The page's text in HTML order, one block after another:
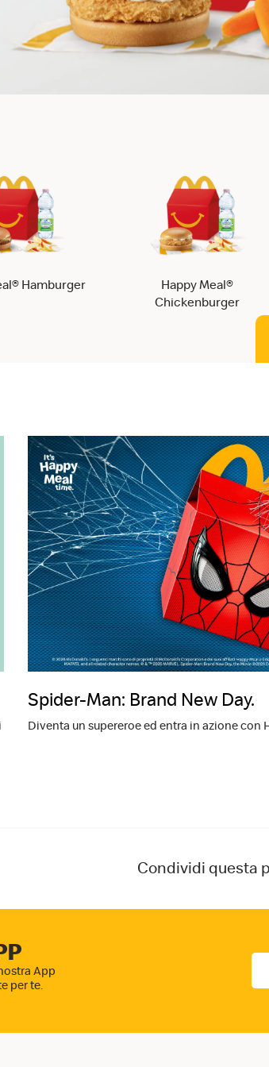
Hamburger
Happy Meal®
Chickenburger
Spider-Man: Brand New Day.
Diventa un supereroe ed entra in azione con
Condividi questa
App
per te.